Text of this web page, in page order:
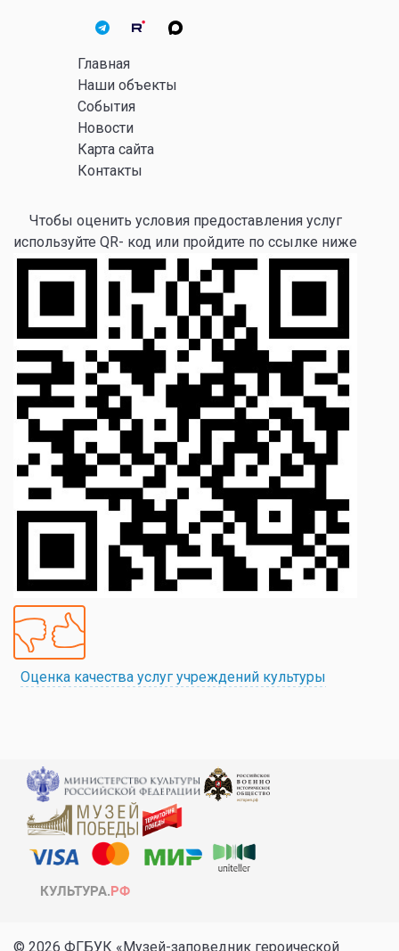
Главная
Наши объекты
События
Новости
Карта сайта
Контакты
Чтобы оценить условия предоставления услуг
используйте QR- код или пройдите по ссылке ниже
Оценка качества услуг учреждений культуры
© 2026 ФГБУК «Музей-заповедник героической